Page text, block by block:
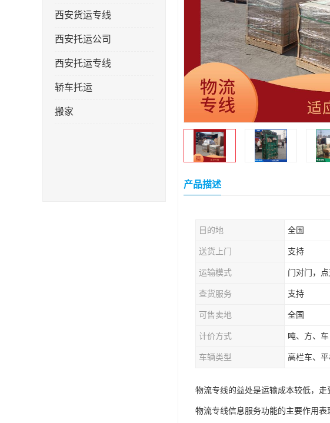
西安货运专线
西安托运公司
西安托运专线
轿车托运
搬家
产品描述
目的地 全国
送货上门 支持
运输模式 门对门，
查货服务 支持
可售卖地 全国
计价方式 吨、方、车
车辆类型 高栏车、
物流专线的益处是运输成本较低，
物流专线信息服务功能的主要作用